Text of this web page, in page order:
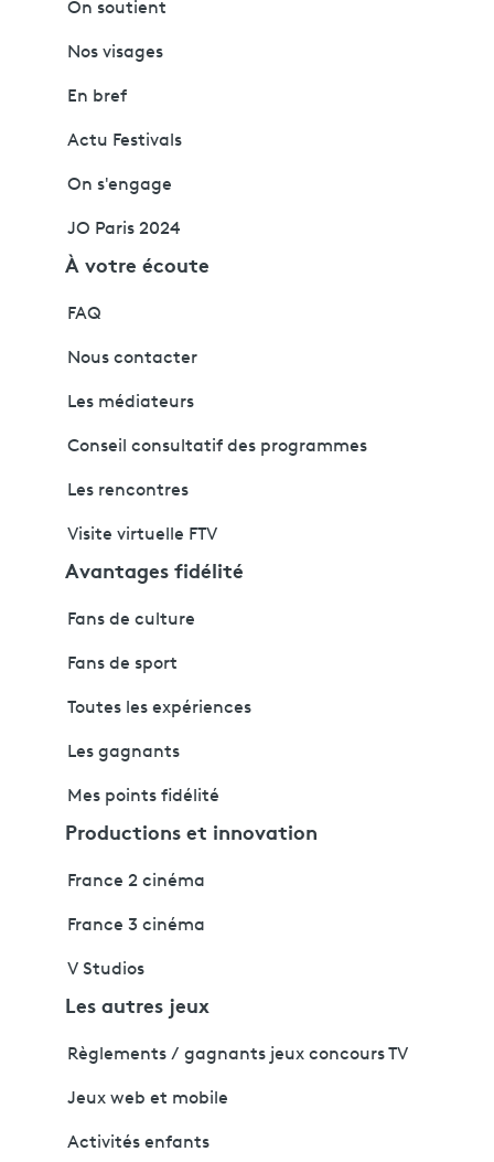
On soutient
Nos visages
En bref
Actu Festivals
On s'engage
JO Paris 2024
À votre écoute
FAQ
Nous contacter
Les médiateurs
Conseil consultatif des programmes
Les rencontres
Visite virtuelle FTV
Avantages fidélité
Fans de culture
Fans de sport
Toutes les expériences
Les gagnants
Mes points fidélité
Productions et innovation
France 2 cinéma
France 3 cinéma
V Studios
Les autres jeux
Règlements / gagnants jeux concours TV
Jeux web et mobile
Activités enfants